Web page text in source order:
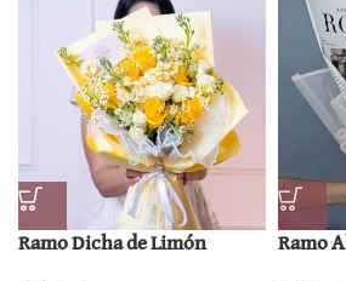
Ramo Dicha de Limón Ramo